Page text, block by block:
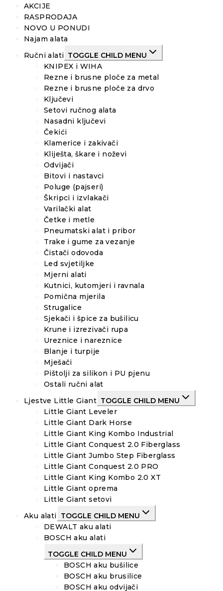
AKCIJE
RASPRODAJA
NOVO U PONUDI
Najam alata
Ručni alati TOGGLE CHILD MENU
KNIPEX i WIHA
Rezne i brusne ploče za metal
Rezne i brusne ploče za drvo
Ključevi
Setovi ručnog alata
Nasadni ključevi
Čekići
Klamerice i zakivači
Kliješta, škare i noževi
Odvijači
Bitovi i nastavci
Poluge (pajseri)
Škripci i izvlakači
Varilački alat
Četke i metle
Pneumatski alat i pribor
Trake i gume za vezanje
Čistači odovoda
Led svjetiljke
Mjerni alati
Kutnici, kutomjeri i ravnala
Pomična mjerila
Strugalice
Sjekači i špice za bušilicu
Krune i izrezivači rupa
Ureznice i nareznice
Blanje i turpije
Mješači
Pištolji za silikon i PU pjenu
Ostali ručni alat
Ljestve Little Giant TOGGLE CHILD MENU
Little Giant Leveler
Little Giant Dark Horse
Little Giant King Kombo Industrial
Little Giant Conquest 2.0 Fiberglass
Little Giant Jumbo Step Fiberglass
Little Giant Conquest 2.0 PRO
Little Giant King Kombo 2.0 XT
Little Giant oprema
Little Giant setovi
Aku alati TOGGLE CHILD MENU
DEWALT aku alati
BOSCH aku alati
TOGGLE CHILD MENU
BOSCH aku bušilice
BOSCH aku brusilice
BOSCH aku odvijači